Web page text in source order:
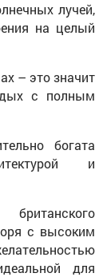
лучей,
на целый
– это значит
с полным
богата
и
с высоким
для